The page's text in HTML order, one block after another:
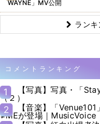
WAYNE」MV公開
ラン
コメントランキング
1
【写真】写真・「
（２）
2
【音楽】「
≠MEが登場｜MusicVoice